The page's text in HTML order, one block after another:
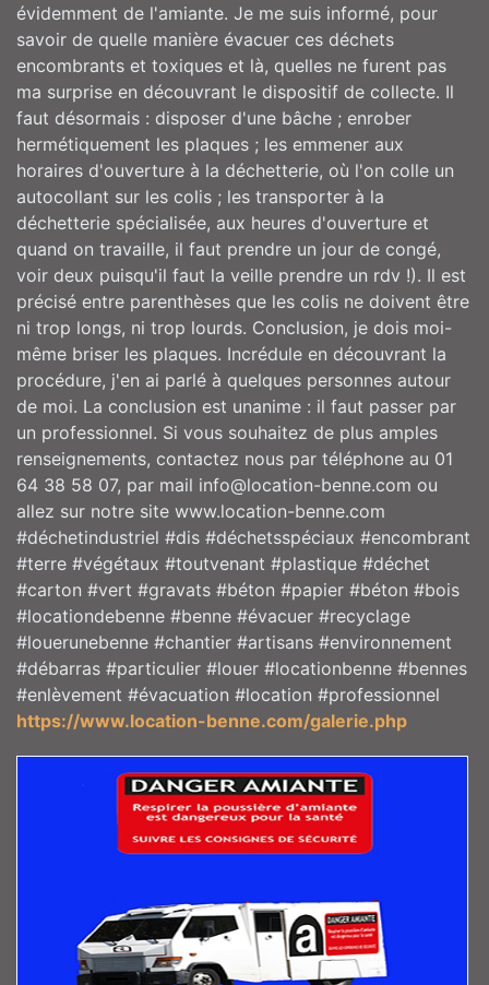
évidemment de l'amiante. Je me suis informé, pour
savoir de quelle manière évacuer ces déchets
encombrants et toxiques et là, quelles ne furent pas
ma surprise en découvrant le dispositif de collecte. Il
faut désormais : disposer d'une bâche ; enrober
hermétiquement les plaques ; les emmener aux
horaires d'ouverture à la déchetterie, où l'on colle un
autocollant sur les colis ; les transporter à la
déchetterie spécialisée, aux heures d'ouverture et
quand on travaille, il faut prendre un jour de congé,
voir deux puisqu'il faut la veille prendre un rdv !). Il est
précisé entre parenthèses que les colis ne doivent être
ni trop longs, ni trop lourds. Conclusion, je dois moi-
même briser les plaques. Incrédule en découvrant la
procédure, j'en ai parlé à quelques personnes autour
de moi. La conclusion est unanime : il faut passer par
un professionnel. Si vous souhaitez de plus amples
renseignements, contactez nous par téléphone au 01
64 38 58 07, par mail info@location-benne.com ou
allez sur notre site www.location-benne.com
#déchetindustriel #dis #déchetsspéciaux #encombrant
#terre #végétaux #toutvenant #plastique #déchet
#carton #vert #gravats #béton #papier #béton #bois
#locationdebenne #benne #évacuer #recyclage
#louerunebenne #chantier #artisans #environnement
#débarras #particulier #louer #locationbenne #bennes
#enlèvement #évacuation #location #professionnel
https://www.location-benne.com/galerie.php